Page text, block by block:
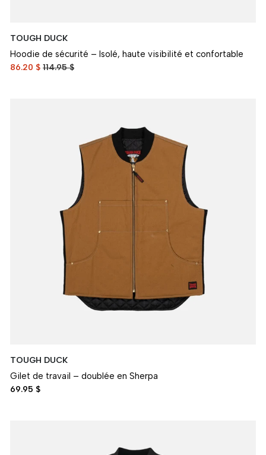
TOUGH DUCK
Hoodie de sécurité – Isolé, haute visibilité et confortable
86.20 $ 114.95 $
TOUGH DUCK
Gilet de travail – doublée en Sherpa
69.95 $